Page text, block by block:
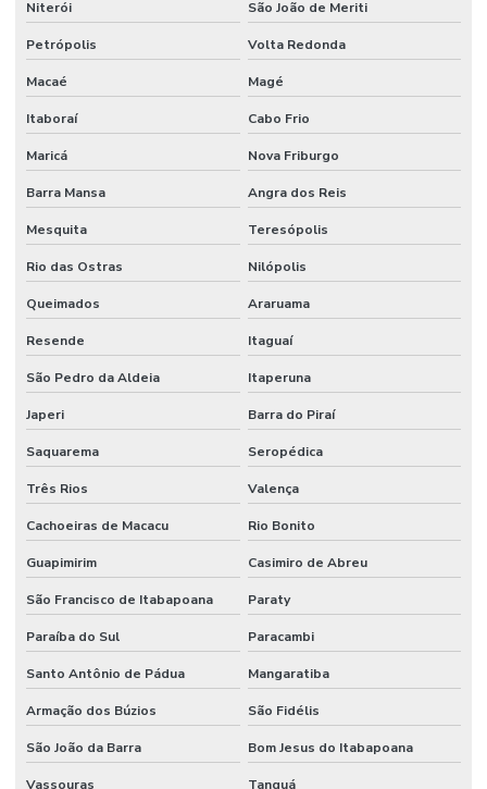
Niterói São João de Meriti
Petrópolis Volta Redonda
Macaé Magé
Itaboraí Cabo Frio
Maricá Nova Friburgo
Barra Mansa Angra dos Reis
Mesquita Teresópolis
Rio das Ostras Nilópolis
Queimados Araruama
Resende Itaguaí
São Pedro da Aldeia Itaperuna
Japeri Barra do Piraí
Saquarema Seropédica
Três Rios Valença
Cachoeiras de Macacu Rio Bonito
Guapimirim Casimiro de Abreu
São Francisco de Itabapoana Paraty
Paraíba do Sul Paracambi
Santo Antônio de Pádua Mangaratiba
Armação dos Búzios São Fidélis
São João da Barra Bom Jesus do Itabapoana
Vassouras Tanguá